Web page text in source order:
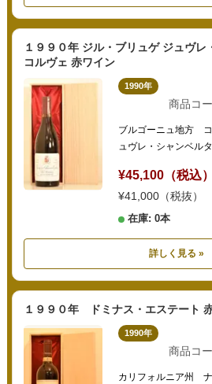
１９９０年 ジル・ブリュゲ ジュヴレ
コルヴェ 赤ワイン
1990年
商品コ
ブルゴーニュ地方
ュヴレ・シャンベル
¥45,100（税込）
¥41,000（税抜）
在庫: 0本
詳しく見る »
１９９０年 ドミナス・エステート
1990年
商品コ
カリフォルニア州